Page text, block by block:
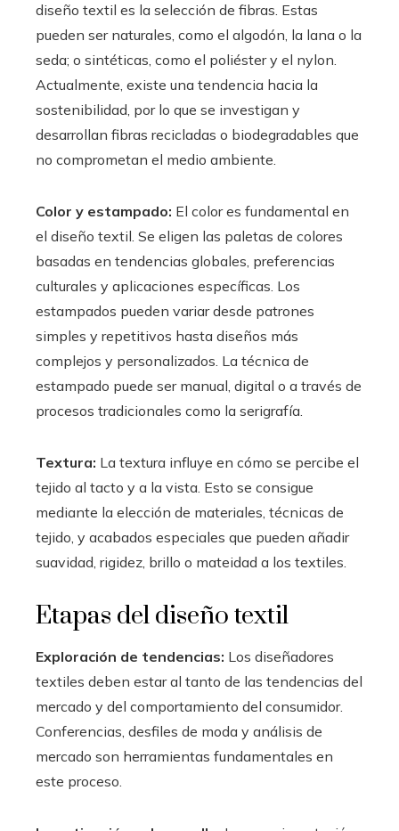
diseño textil es la selección de fibras. Estas
pueden ser naturales, como el algodón, la lana o la
seda; o sintéticas, como el poliéster y el nylon.
Actualmente, existe una tendencia hacia la
sostenibilidad, por lo que se investigan y
desarrollan fibras recicladas o biodegradables que
no comprometan el medio ambiente.
Color y estampado: El color es fundamental en
el diseño textil. Se eligen las paletas de colores
basadas en tendencias globales, preferencias
culturales y aplicaciones específicas. Los
estampados pueden variar desde patrones
simples y repetitivos hasta diseños más
complejos y personalizados. La técnica de
estampado puede ser manual, digital o a través de
procesos tradicionales como la serigrafía.
Textura: La textura influye en cómo se percibe el
tejido al tacto y a la vista. Esto se consigue
mediante la elección de materiales, técnicas de
tejido, y acabados especiales que pueden añadir
suavidad, rigidez, brillo o mateidad a los textiles.
Etapas del diseño textil
Exploración de tendencias: Los diseñadores
textiles deben estar al tanto de las tendencias del
mercado y del comportamiento del consumidor.
Conferencias, desfiles de moda y análisis de
mercado son herramientas fundamentales en
este proceso.